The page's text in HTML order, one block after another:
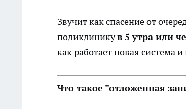
Звучит как спасение от
поликлиникув 5 утра или
как работает новая система
Что такое "отложенная